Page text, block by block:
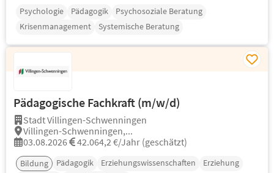
Psychologie Pädagogik
Psychosoziale Beratung
Krisenmanagement
Systemische Beratung
Pädagogische Fachkraft (m/w/d)
Stadt Villingen-Schwenningen
Villingen-Schwenningen,...
03.08.2026
42.064,2 €/Jahr (geschätzt)
Bildung Pädagogik Erziehungswissenschaften
Erziehung